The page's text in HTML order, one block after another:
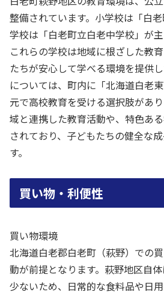
整備されています。小学校は「白
学校は「白老町立白老中学校」が主
これらの学校は地域に根ざした教
たちが安心して学べる環境を提供
については、町内に「北海道白老
元で高校教育を受ける選択肢があ
域と連携した教育活動や、特色あ
されており、子どもたちの健全な
す。
買い物・利便性
買い物環境
北海道白老郡白老町（萩野）での
動が前提となります。萩野地区自
少ないため、日常的な食料品や日